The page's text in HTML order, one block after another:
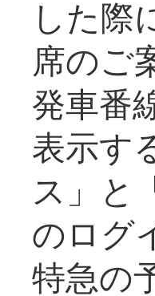
した際
席のご
発車番
表示す
ス」と
のログ
特急の